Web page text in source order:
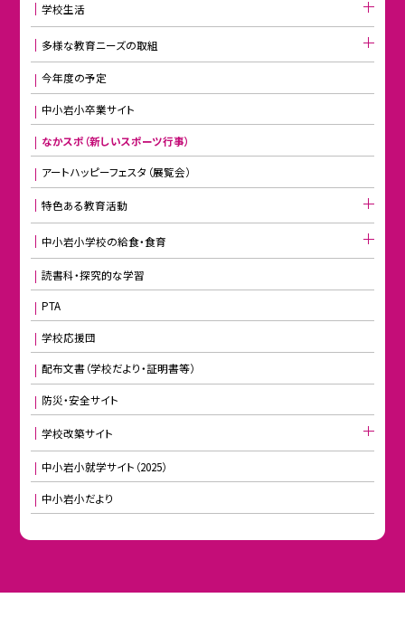
学校生活
多様な教育ニーズの取組
今年度の予定
中小岩小卒業サイト
なかスポ（新しいスポーツ行事）
アートハッピーフェスタ（展覧会）
特色ある教育活動
中小岩小学校の給食・食育
読書科・探究的な学習
PTA
学校応援団
配布文書（学校だより・証明書等）
防災・安全サイト
学校改築サイト
中小岩小就学サイト（2025）
中小岩小だより